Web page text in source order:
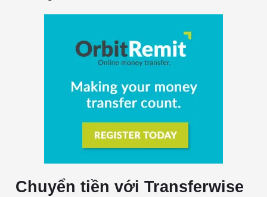
Chuyển tiền với Transferwise